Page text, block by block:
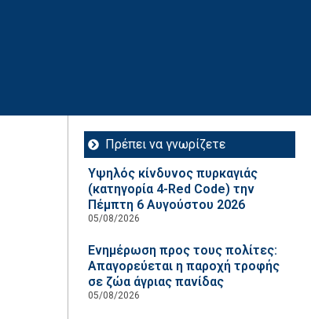
Πρέπει να γνωρίζετε
Υψηλός κίνδυνος πυρκαγιάς
(κατηγορία 4-Red Code) την
Πέμπτη 6 Αυγούστου 2026
05/08/2026
Ενημέρωση προς τους πολίτες:
Απαγορεύεται η παροχή τροφής
σε ζώα άγριας πανίδας
05/08/2026